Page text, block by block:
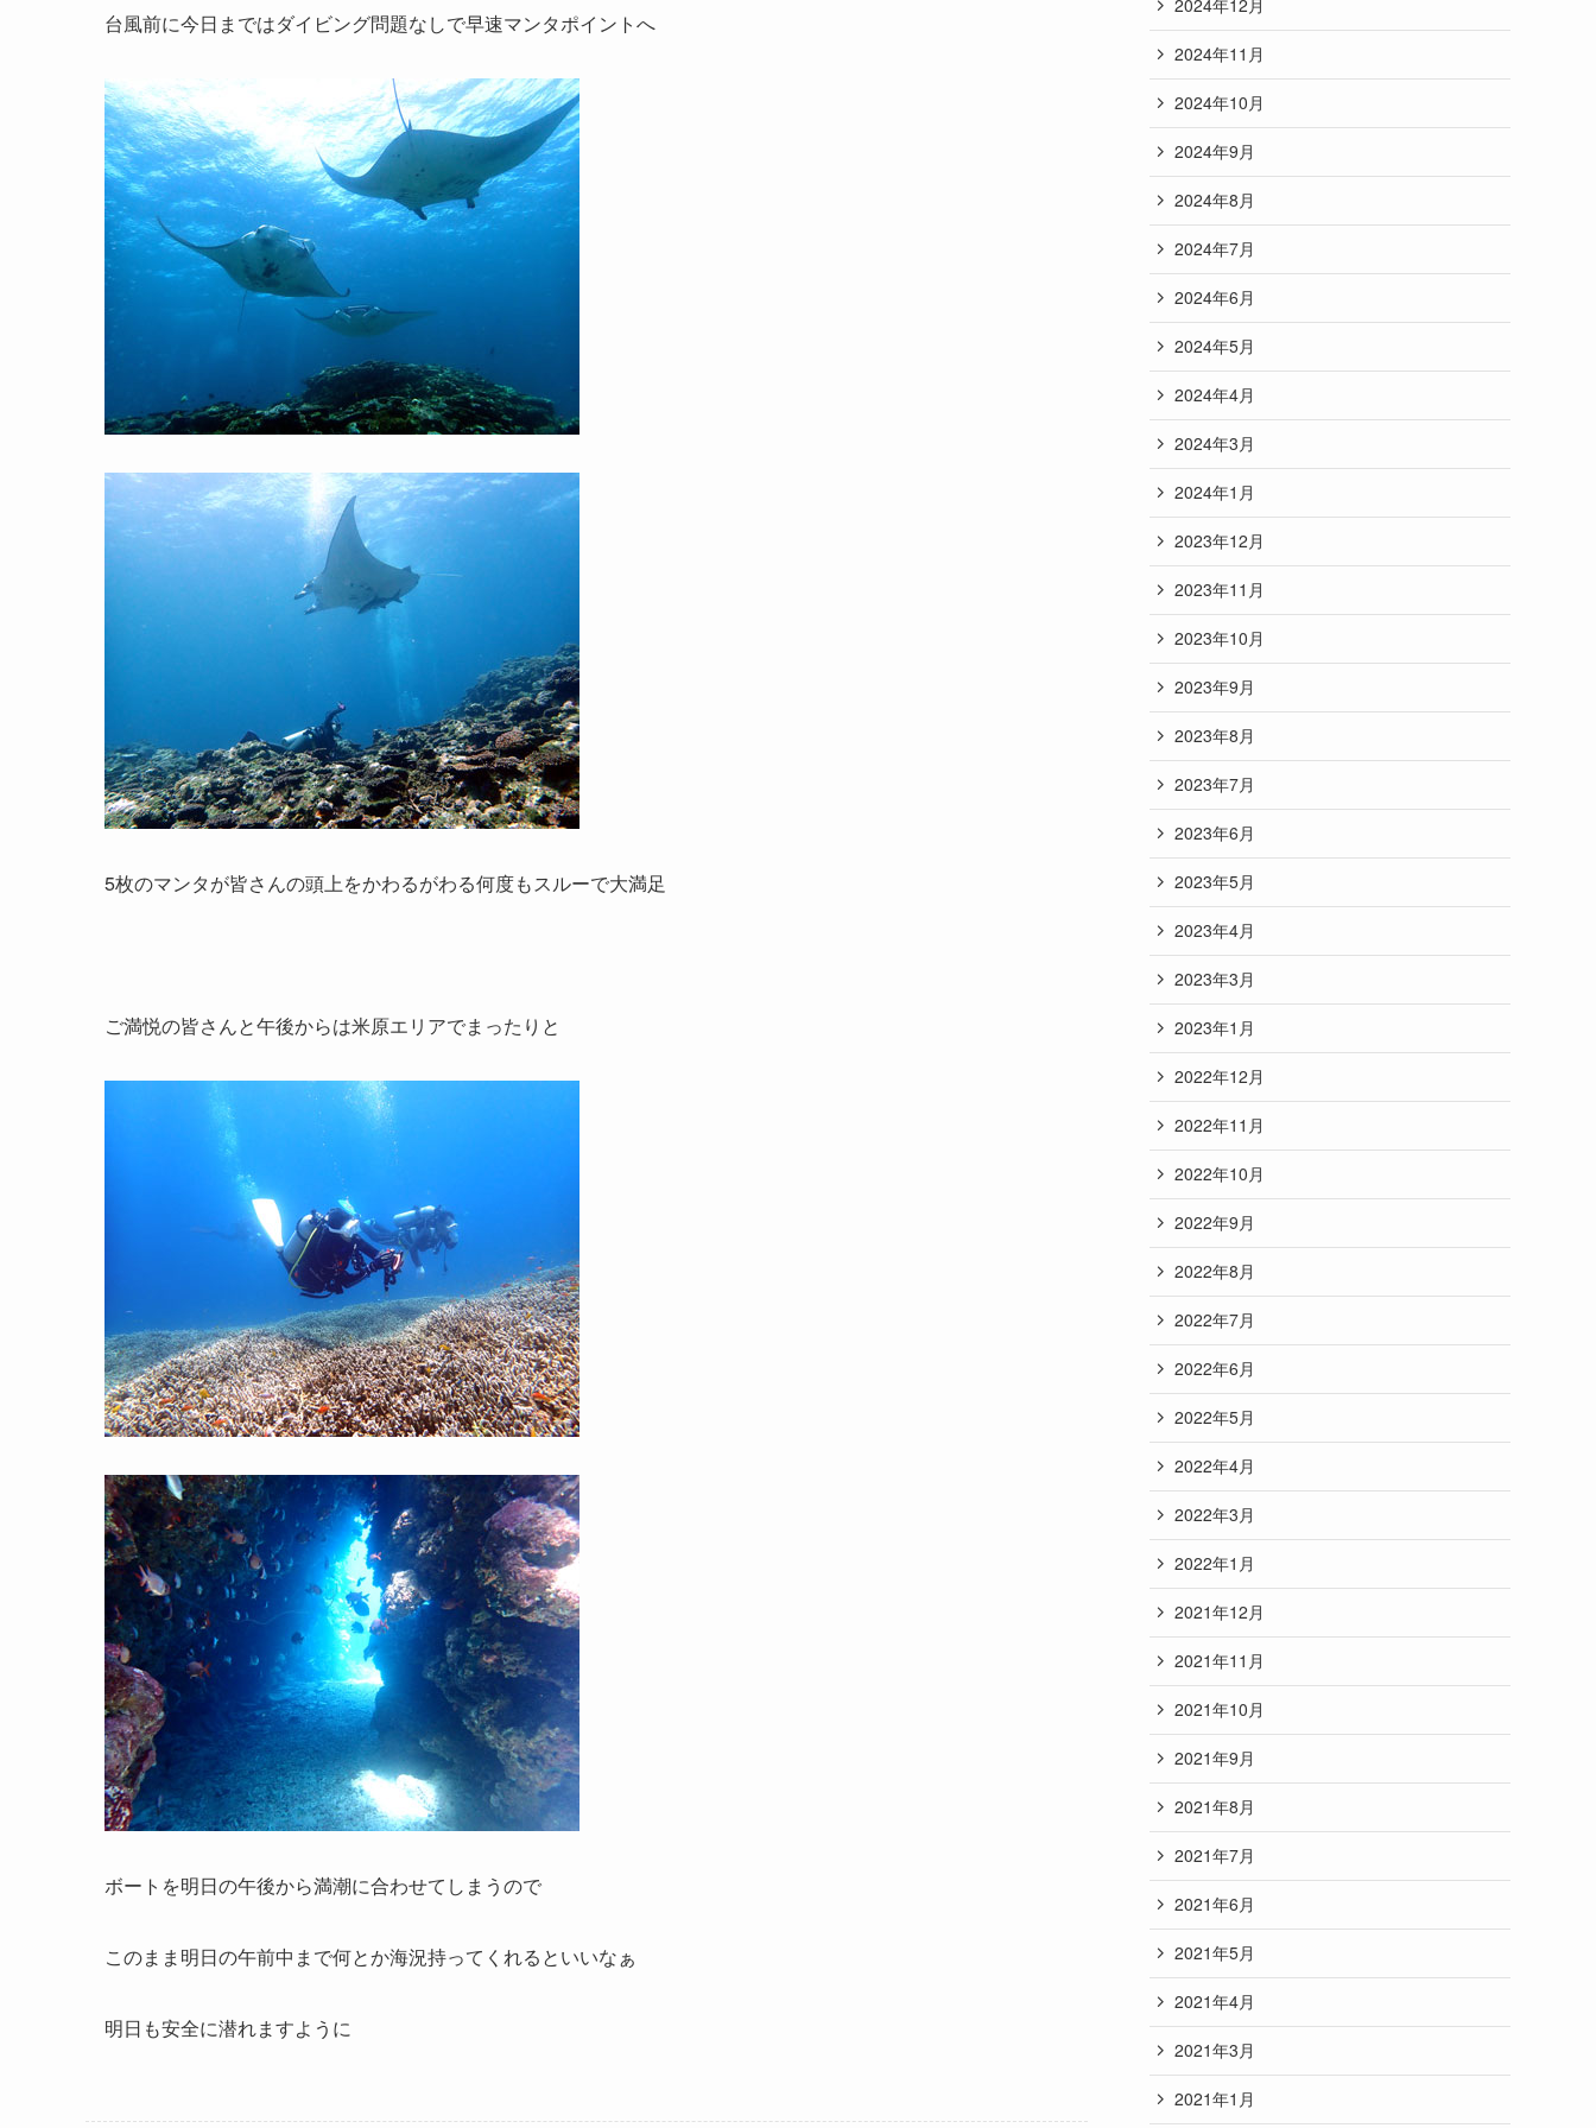
台風前に今日まではダイビング問題なしで早速マンタポイントへ
5枚のマンタが皆さんの頭上をかわるがわる何度もスルーで大満足
ご満悦の皆さんと午後からは米原エリアでまったりと
ボートを明日の午後から満潮に合わせてしまうので
このまま明日の午前中まで何とか海況持ってくれるといいなぁ
明日も安全に潜れますように
2024年12月
2024年11月
2024年10月
2024年9月
2024年8月
2024年7月
2024年6月
2024年5月
2024年4月
2024年3月
2024年1月
2023年12月
2023年11月
2023年10月
2023年9月
2023年8月
2023年7月
2023年6月
2023年5月
2023年4月
2023年3月
2023年1月
2022年12月
2022年11月
2022年10月
2022年9月
2022年8月
2022年7月
2022年6月
2022年5月
2022年4月
2022年3月
2022年1月
2021年12月
2021年11月
2021年10月
2021年9月
2021年8月
2021年7月
2021年6月
2021年5月
2021年4月
2021年3月
2021年1月